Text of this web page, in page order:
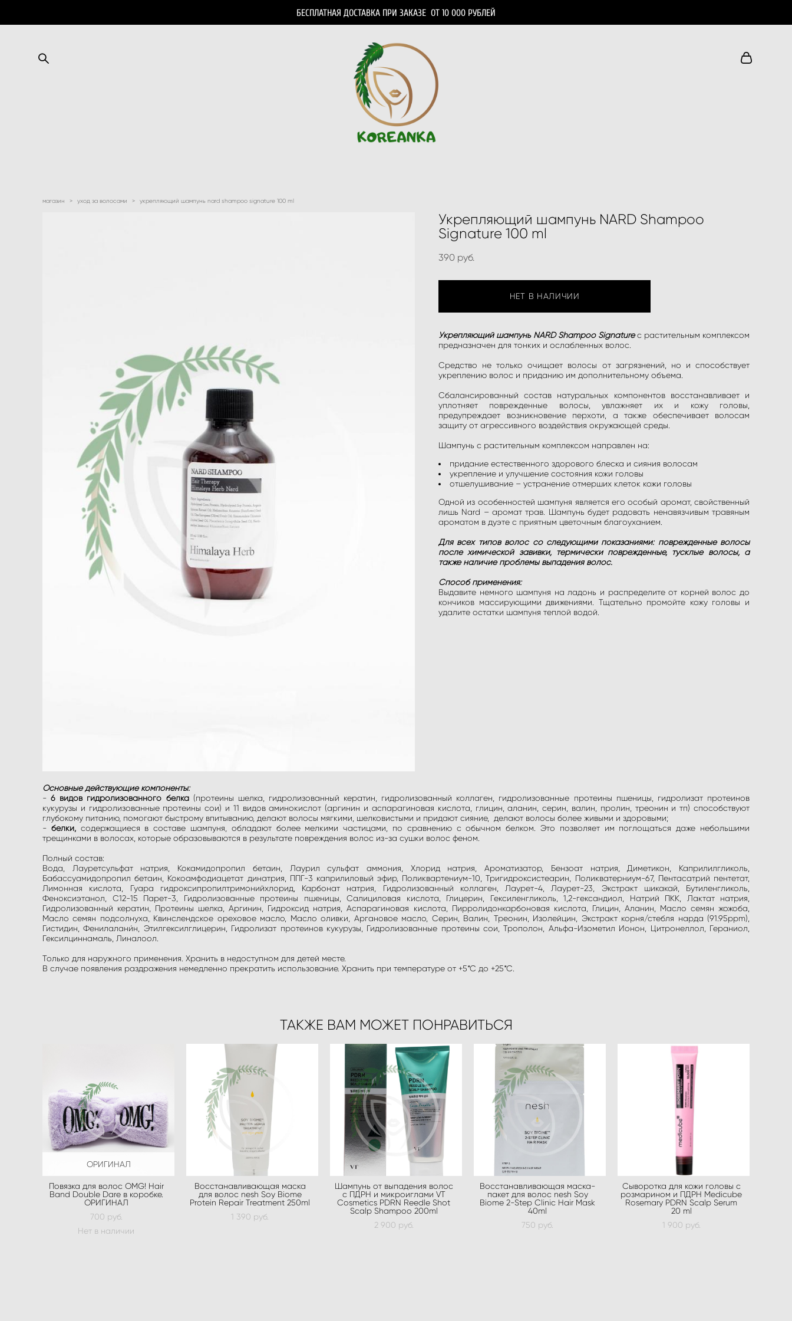
БЕСПЛАТНАЯ ДОСТАВКА ПРИ ЗАКАЗЕ ОТ 10 000 РУБЛЕЙ
магазин > уход за волосами > укрепляющий шампунь nard shampoo signature 100 ml
Укрепляющий шампунь NARD Shampoo
Signature 100 ml
390 pуб.
НЕТ В НАЛИЧИИ
Укрепляющий шампунь NARD Shampoo Signatureс растительным комплексом
предназначен для тонких и ослабленных волос.
Средство не только очищает волосы от загрязнений, но и способствует
укреплению волос и приданию им дополнительному объема.
Сбалансированный состав натуральных компонентов восстанавливает и
уплотняет поврежденные волосы, увлажняет их и кожу головы,
предупреждает возникновение перхоти, а также обеспечивает волосам
защиту от агрессивного воздействия окружающей среды.
Шампунь с растительным комплексом направлен на:
придание естественного здорового блеска и сияния волосам
укрепление и улучшение состояния кожи головы
отшелушивание – устранение отмерших клеток кожи головы
Одной из особенностей шампуня является его особый аромат, свойственный
лишь Nard – аромат трав. Шампунь будет радовать ненавязчивым травяным
ароматом в дуэте с приятным цветочным благоуханием.
Для всех типов волос со следующими показаниями: поврежденные волосы
после химической завивки, термически поврежденные, тусклые волосы, а
также наличие проблемы выпадения волос.
Способ применения:
Выдавите немного шампуня на ладонь и распределите от корней волос до
кончиков массирующими движениями. Тщательно промойте кожу головы и
удалите остатки шампуня теплой водой.
Основные действующие компоненты:
- 6 видов гидролизованного белка(протеины шелка, гидролизованный кератин, гидролизованный коллаген, гидролизованные протеины пшеницы, гидролизат протеинов
кукурузы и гидролизованные протеины сои) и 11 видов аминокислот (аргинин и аспарагиновая кислота, глицин, аланин, серин, валин, пролин, треонин и тп) способствуют
глубокому питанию, помогают быстрому впитыванию, делают волосы мягкими, шелковистыми и придают сияние, делают волосы более живыми и здоровыми;
- белки,содержащиеся в составе шампуня, обладают более мелкими частицами, по сравнению с обычном белком. Это позволяет им поглощаться даже небольшими
трещинками в волосах, которые образовываются в результате повреждения волос из-за сушки волос феном.
Полный состав:
Вода, Лауретсульфат натрия, Кокамидопропил бетаин, Лаурил сульфат аммония, Хлорид натрия, Ароматизатор, Бензоат натрия, Диметикон, Каприлилгликоль,
Бабассуамидопропил бетаин, Кокоамфодиацетат динатрия, ППГ-3 каприлиловый эфир, Поликвартениум-10, Тригидроксистеарин, Поликватерниум-67, Пентасатрий пентетат,
Лимонная кислота, Гуара гидроксипропилтримонийхлорид, Карбонат натрия, Гидролизованный коллаген, Лаурет-4, Лаурет-23, Экстракт шикакай, Бутиленгликоль,
Феноксиэтанол, С12-15 Парет-3, Гидролизованные протеины пшеницы, Салициловая кислота, Глицерин, Гексиленгликоль, 1,2-гександиол, Натрий ПКК, Лактат натрия,
Гидролизованный кератин, Протеины шелка, Аргинин, Гидроксид натрия, Аспарагиновая кислота, Пирролидонкарбоновая кислота, Глицин, Аланин, Масло семян жожоба,
Масло семян подсолнуха, Квинслендское ореховое масло, Масло оливки, Аргановое масло, Серин, Валин, Треонин, Изолейцин, Экстракт корня/стебля нарда (91.95ppm),
Гистидин, Фенилалани́н, Этилгексилглицерин, Гидролизат протеинов кукурузы, Гидролизованные протеины сои, Трополон, Альфа-Изометил Ионон, Цитронеллол, Гераниол,
Гексилциннамаль, Линалоол.
Только для наружного применения. Хранить в недоступном для детей месте.
В случае появления раздражения немедленно прекратить использование. Хранить при температуре от +5*С до +25*С.
ТАКЖЕ ВАМ МОЖЕТ ПОНРАВИТЬСЯ
ОРИГИНАЛ
Повязка для волос OMG! Hair
Band Double Dare в коробке.
ОРИГИНАЛ
700 pуб.
Нет в наличии
Восстанавливающая маска
для волос nesh Soy Biome
Protein Repair Treatment 250ml
1 390 pуб.
Шампунь от выпадения волос
с ПДРН и микроиглами VT
Cosmetics PDRN Reedle Shot
Scalp Shampoo 200ml
2 900 pуб.
Восстанавливающая маска-
пакет для волос nesh Soy
Biome 2-Step Clinic Hair Mask
40ml
750 pуб.
Сыворотка для кожи головы с
розмарином и ПДРН Medicube
Rosemary PDRN Scalp Serum
20 ml
1 900 pуб.